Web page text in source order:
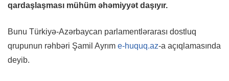
qardaşlaşması mühüm əhəmiyyət daşıyır.
Bunu Türkiyə-Azərbaycan parlamentlərarası dostluq
qrupunun rəhbəri Şamil Ayrım e-huquq.az-a açıqlamasında
deyib.